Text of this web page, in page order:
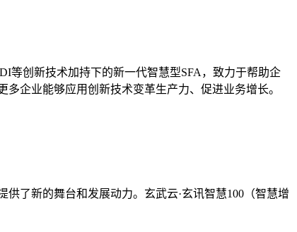
等创新技术加持下的新一代智慧型SFA，致力于帮助企
企业能够应用创新技术变革生产力、促进业务增长。
了新的舞台和发展动力。玄武云·玄讯智慧100（智慧增